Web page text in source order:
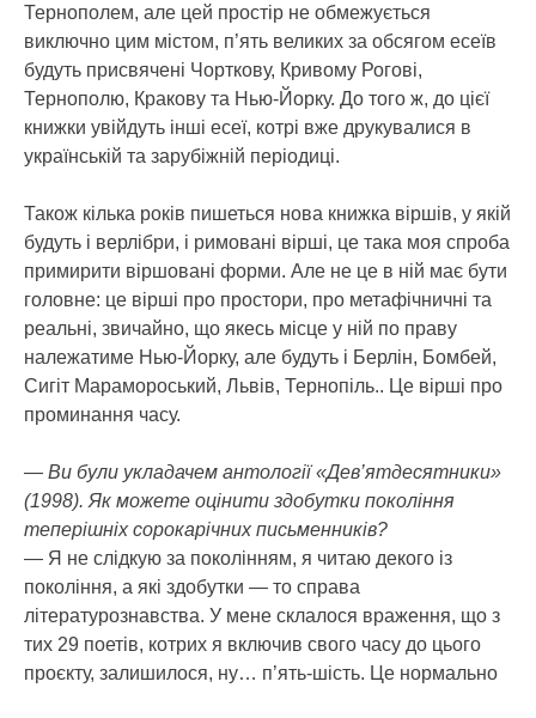
Тернополем, але цей простір не обмежується
виключно цим містом, п’ять великих за обсягом есеїв
будуть присвячені Чорткову, Кривому Рогові,
Тернополю, Кракову та Нью-Йорку. До того ж, до цієї
книжки увійдуть інші есеї, котрі вже друкувалися в
українській та зарубіжній періодиці.
Також кілька років пишеться нова книжка віршів, у якій
будуть і верлібри, і римовані вірші, це така моя спроба
примирити віршовані форми. Але не це в ній має бути
головне: це вірші про простори, про метафічничні та
реальні, звичайно, що якесь місце у ній по праву
належатиме Нью-Йорку, але будуть і Берлін, Бомбей,
Сигіт Марамороський, Львів, Тернопіль.. Це вірші про
проминання часу.
— Ви були укладачем антології «Дев’ятдесятники»
(1998). Як можете оцінити здобутки покоління
теперішніх сорокарічних письменників?
— Я не слідкую за поколінням, я читаю декого із
покоління, а які здобутки — то справа
літературознавства. У мене склалося враження, що з
тих 29 поетів, котрих я включив свого часу до цього
проєкту, залишилося, ну… п’ять-шість. Це нормально